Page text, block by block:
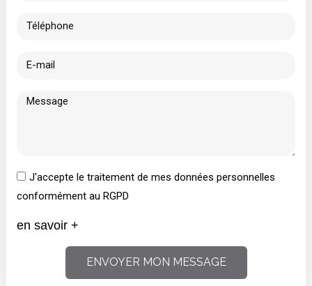
J'accepte le traitement de mes données personnelles
conformément au RGPD
en savoir +
ENVOYER MON MESSAGE